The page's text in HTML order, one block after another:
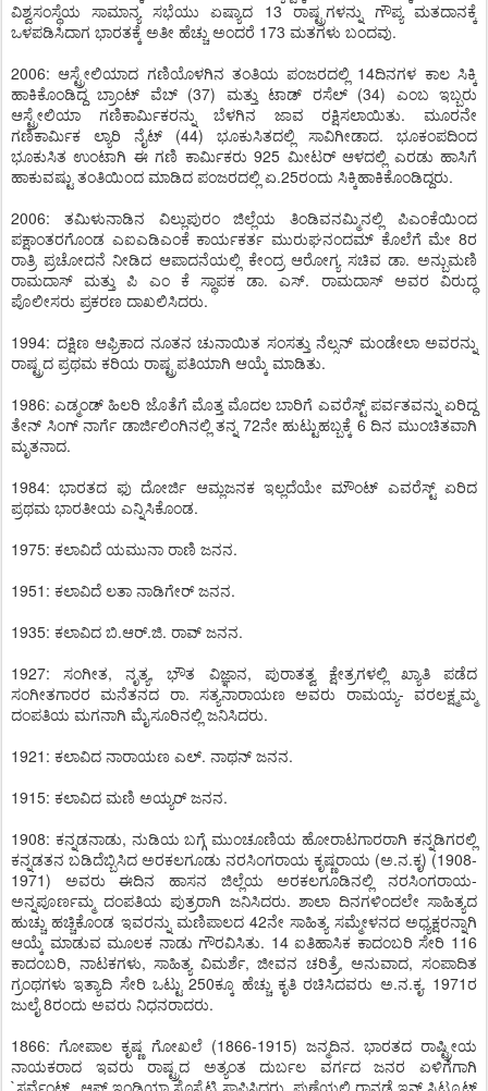
ವಿಶ್ವಸಂಸ್ಥೆಯ ಸಾಮಾನ್ಯ ಸಭೆಯು ಏಷ್ಯಾದ 13 ರಾಷ್ಟ್ರಗಳನ್ನು ಗೌಪ್ಯ ಮತದಾನಕ್ಕೆ
ಒಳಪಡಿಸಿದಾಗ ಭಾರತಕ್ಕೆ ಅತೀ ಹೆಚ್ಚು ಅಂದರೆ 173 ಮತಗಳು ಬಂದವು.
2006: ಆಸ್ಟ್ರೇಲಿಯಾದ ಗಣಿಯೊಳಗಿನ ತಂತಿಯ ಪಂಜರದಲ್ಲಿ 14ದಿನಗಳ ಕಾಲ ಸಿಕ್ಕಿ
ಹಾಕಿಕೊಂಡಿದ್ದ ಬ್ರಾಂಟ್ ವೆಬ್ (37) ಮತ್ತು ಟಾಡ್ ರಸೆಲ್ (34) ಎಂಬ ಇಬ್ಬರು
ಆಸ್ಟ್ರೇಲಿಯಾ ಗಣಿಕಾರ್ಮಿಕರನ್ನು ಬೆಳಗಿನ ಜಾವ ರಕ್ಷಿಸಲಾಯಿತು. ಮೂರನೇ
ಗಣಿಕಾರ್ಮಿಕ ಲ್ಯಾರಿ ನೈಟ್ (44) ಭೂಕುಸಿತದಲ್ಲಿ ಸಾವಿಗೀಡಾದ. ಭೂಕಂಪದಿಂದ
ಭೂಕುಸಿತ ಉಂಟಾಗಿ ಈ ಗಣಿ ಕಾರ್ಮಿಕರು 925 ಮೀಟರ್ ಆಳದಲ್ಲಿ ಎರಡು ಹಾಸಿಗೆ
ಹಾಕುವಷ್ಟು ತಂತಿಯಿಂದ ಮಾಡಿದ ಪಂಜರದಲ್ಲಿ ಏ.25ರಂದು ಸಿಕ್ಕಿಹಾಕಿಕೊಂಡಿದ್ದರು.
2006: ತಮಿಳುನಾಡಿನ ವಿಲ್ಲುಪುರಂ ಜಿಲ್ಲೆಯ ತಿಂಡಿವನಮ್ಮಿನಲ್ಲಿ ಪಿಎಂಕೆಯಿಂದ
ಪಕ್ಷಾಂತರಗೊಂಡ ಎಐಎಡಿಎಂಕೆ ಕಾರ್ಯಕರ್ತ ಮುರುಘನಂದಮ್ ಕೊಲೆಗೆ ಮೇ 8ರ
ರಾತ್ರಿ ಪ್ರಚೋದನೆ ನೀಡಿದ ಆಪಾದನೆಯಲ್ಲಿ ಕೇಂದ್ರ ಆರೋಗ್ಯ ಸಚಿವ ಡಾ. ಅನ್ಬುಮಣಿ
ರಾಮದಾಸ್ ಮತ್ತು ಪಿ ಎಂ ಕೆ ಸ್ಥಾಪಕ ಡಾ. ಎಸ್. ರಾಮದಾಸ್ ಅವರ ವಿರುದ್ಧ
ಪೊಲೀಸರು ಪ್ರಕರಣ ದಾಖಲಿಸಿದರು.
1994: ದಕ್ಷಿಣ ಆಫ್ರಿಕಾದ ನೂತನ ಚುನಾಯಿತ ಸಂಸತ್ತು ನೆಲ್ಸನ್ ಮಂಡೇಲಾ ಅವರನ್ನು
ರಾಷ್ಟ್ರದ ಪ್ರಥಮ ಕರಿಯ ರಾಷ್ಟ್ರಪತಿಯಾಗಿ ಆಯ್ಕೆ ಮಾಡಿತು.
1986: ಎಡ್ಮಂಡ್ ಹಿಲರಿ ಜೊತೆಗೆ ಮೊತ್ತ ಮೊದಲ ಬಾರಿಗೆ ಎವರೆಸ್ಟ್ ಪರ್ವತವನ್ನು ಏರಿದ್ದ
ತೇನ್ ಸಿಂಗ್ ನಾರ್ಗೆ ಡಾರ್ಜಿಲಿಂಗಿನಲ್ಲಿ ತನ್ನ 72ನೇ ಹುಟ್ಟುಹಬ್ಬಕ್ಕೆ 6 ದಿನ ಮುಂಚಿತವಾಗಿ
ಮೃತನಾದ.
1984: ಭಾರತದ ಫು ದೋರ್ಜಿ ಆಮ್ಲಜನಕ ಇಲ್ಲದೆಯೇ ಮೌಂಟ್ ಎವರೆಸ್ಟ್ ಏರಿದ
ಪ್ರಥಮ ಭಾರತೀಯ ಎನ್ನಿಸಿಕೊಂಡ.
1975: ಕಲಾವಿದೆ ಯಮುನಾ ರಾಣಿ ಜನನ.
1951: ಕಲಾವಿದೆ ಲತಾ ನಾಡಿಗೇರ್ ಜನನ.
1935: ಕಲಾವಿದ ಬಿ.ಆರ್.ಜಿ. ರಾವ್ ಜನನ.
1927: ಸಂಗೀತ, ನೃತ್ಯ, ಭೌತ ವಿಜ್ಞಾನ, ಪುರಾತತ್ವ ಕ್ಷೇತ್ರಗಳಲ್ಲಿ ಖ್ಯಾತಿ ಪಡೆದ
ಸಂಗೀತಗಾರರ ಮನೆತನದ ರಾ. ಸತ್ಯನಾರಾಯಣ ಅವರು ರಾಮಯ್ಯ- ವರಲಕ್ಷ್ಮಮ್ಮ
ದಂಪತಿಯ ಮಗನಾಗಿ ಮೈಸೂರಿನಲ್ಲಿ ಜನಿಸಿದರು.
1921: ಕಲಾವಿದ ನಾರಾಯಣ ಎಲ್. ನಾಥನ್ ಜನನ.
1915: ಕಲಾವಿದ ಮಣಿ ಅಯ್ಯರ್ ಜನನ.
1908: ಕನ್ನಡನಾಡು, ನುಡಿಯ ಬಗ್ಗೆ ಮುಂಚೂಣಿಯ ಹೋರಾಟಗಾರರಾಗಿ ಕನ್ನಡಿಗರಲ್ಲಿ
ಕನ್ನಡತನ ಬಡಿದೆಬ್ಬಿಸಿದ ಅರಕಲಗೂಡು ನರಸಿಂಗರಾಯ ಕೃಷ್ಣರಾಯ (ಅ.ನ.ಕೃ) (1908-
1971) ಅವರು ಈದಿನ ಹಾಸನ ಜಿಲ್ಲೆಯ ಅರಕಲಗೂಡಿನಲ್ಲಿ ನರಸಿಂಗರಾಯ-
ಅನ್ನಪೂರ್ಣಮ್ಮ ದಂಪತಿಯ ಪುತ್ರರಾಗಿ ಜನಿಸಿದರು. ಶಾಲಾ ದಿನಗಳಿಂದಲೇ ಸಾಹಿತ್ಯದ
ಹುಚ್ಚು ಹಚ್ಚಿಕೊಂಡ ಇವರನ್ನು ಮಣಿಪಾಲದ 42ನೇ ಸಾಹಿತ್ಯ ಸಮ್ಮೇಳನದ ಅಧ್ಯಕ್ಷರನ್ನಾಗಿ
ಆಯ್ಕೆ ಮಾಡುವ ಮೂಲಕ ನಾಡು ಗೌರವಿಸಿತು. 14 ಐತಿಹಾಸಿಕ ಕಾದಂಬರಿ ಸೇರಿ 116
ಕಾದಂಬರಿ, ನಾಟಕಗಳು, ಸಾಹಿತ್ಯ ವಿಮರ್ಶೆ, ಜೀವನ ಚರಿತ್ರೆ, ಅನುವಾದ, ಸಂಪಾದಿತ
ಗ್ರಂಥಗಳು ಇತ್ಯಾದಿ ಸೇರಿ ಒಟ್ಟು 250ಕ್ಕೂ ಹೆಚ್ಚು ಕೃತಿ ರಚಿಸಿದವರು ಅ.ನ.ಕೃ. 1971ರ
ಜುಲೈ 8ರಂದು ಅವರು ನಿಧನರಾದರು.
1866: ಗೋಪಾಲ ಕೃಷ್ಣ ಗೋಖಲೆ (1866-1915) ಜನ್ಮದಿನ. ಭಾರತದ ರಾಷ್ಟ್ರೀಯ
ನಾಯಕರಾದ ಇವರು ರಾಷ್ಟ್ರದ ಅತ್ಯಂತ ದುರ್ಬಲ ವರ್ಗದ ಜನರ ಏಳಿಗೆಗಾಗಿ
`ಸರ್ವೆಂಟ್ಸ್ಸ್ ಆಫ್ ಇಂಡಿಯಾ ಸೊಸೈಟಿ ಸ್ಥಾಪಿಸಿದರು. ಪುಣೆಯಲ್ಲಿ ರಾನಡೆ ಇನ್ ಸ್ಟಿಟ್ಯೂಟ್